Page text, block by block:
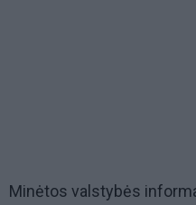
Minėtos valstybės